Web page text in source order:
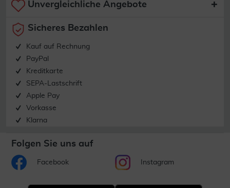
Unvergleichliche Angebote
Sicheres Bezahlen
Kauf auf Rechnung
PayPal
Kreditkarte
SEPA-Lastschrift
Apple Pay
Vorkasse
Klarna
Folgen Sie uns auf
Facebook Instagram